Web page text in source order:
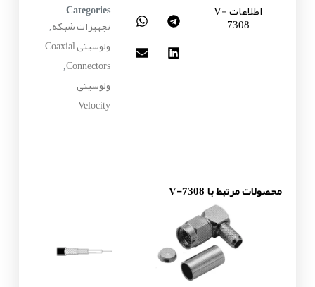
اطلاعات V-
7308
Categories
تجهیزات شبکه,
ولوسیتی Coaxial
Connectors
,
ولوسیتی
Velocity
محصولات مرتبط با V-7308